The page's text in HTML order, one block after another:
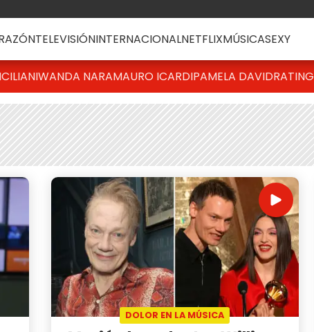
TELEVISIÓNINTERNACIONALNETFLIXMÚSICASEXY
WANDA NARAMAURO ICARDIPAMELA DAVIDRATING
DOLOR EN LA MÚSICA